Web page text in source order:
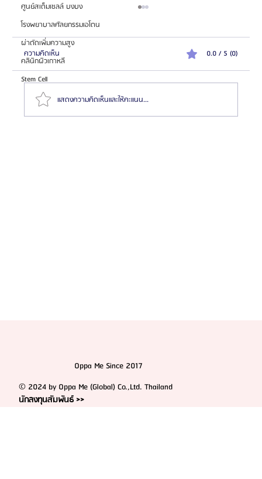
ศูนย์สเต็มเซลล์ บงบง
โรงพยาบาลศัลยกรรมเอโตน
ผ่าตัดเพิ่มความสูง
คลินิกผิวเกาหลี
Stem Cell
ความคิดเห็น 0.0 / 5 (0)
แสดงความคิดเห็นและให้คะแนน...
Oppa Me Since 2017
© 2024 by Oppa Me (Global) Co.,Ltd. Thailand
นักลงทุนสัมพันธ์ >>